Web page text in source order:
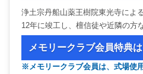
浄土宗丹船山薬王樹院東光寺によ
12年に竣工し、檀信徒や近隣の方
メモリークラブ会員特典
※メモリークラブ会員は、式場使